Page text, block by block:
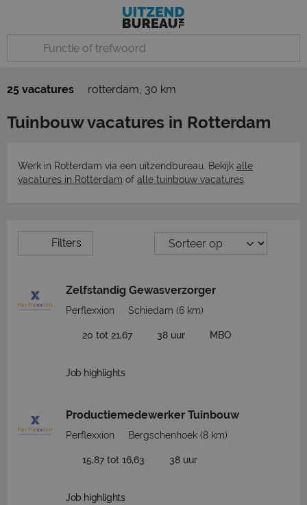
25 vacatures rotterdam, 30 km
Tuinbouw vacatures in Rotterdam
Werk in Rotterdam via een uitzendbureau. Bekijk alle
vacatures in Rotterdam of alle tuinbouw vacatures
Filters
Zelfstandig Gewasverzorger
Perflexxion Schiedam (6 km)
20 tot 21,67 38 uur MBO
Job highlights
Productiemedewerker Tuinbouw
Perflexxion Bergschenhoek (8 km)
15,87 tot 16,63 38 uur
Job highlights